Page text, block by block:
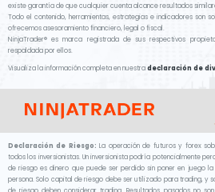
existe garantía de que cualquier cuenta alcance resultados
Todo el contenido, herramientas, estrategias e indicadores son
ofrecemos asesoramiento financiero, legal o fiscal.
NinjaTrader® es marca registrada de sus respectivos
respaldada por ellos.
Visualiza la información completa en nuestradeclaración de
Declaración de Riesgo: La operación de futuros y forex
todos los inversionistas. Un inversionista podría potencialmente
de riesgo es dinero que puede ser perdido sin poner en juego
persona. Solo capital de riesgo debe ser utilizado para trading, y